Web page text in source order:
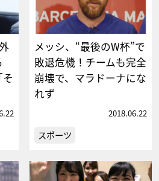
メッシ、“最後のW杯”で
敗退危機！チームも完全
崩壊で、マラドーナにな
れず
2018.06.22
スポーツ